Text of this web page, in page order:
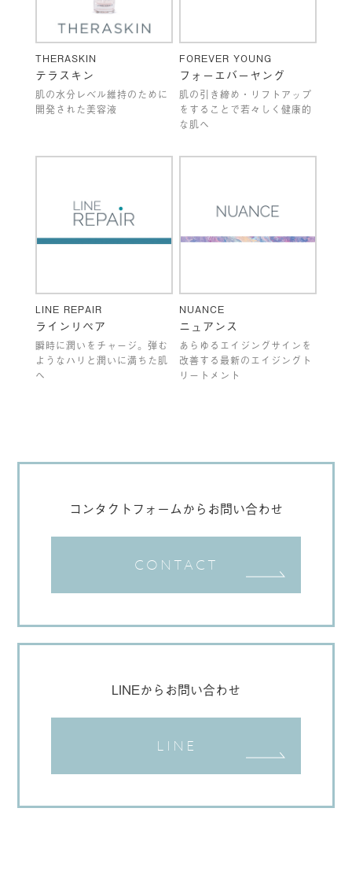
THERASKIN
テラスキン
肌の水分レベル維持のために
開発された美容液
FOREVER YOUNG
フォーエバーヤング
肌の引き締め・リフトアップ
をすることで若々しく健康的
な肌へ
LINE REPAIR
ラインリペア
瞬時に潤いをチャージ。弾む
ようなハリと潤いに満ちた肌
へ
NUANCE
ニュアンス
あらゆるエイジングサインを
改善する最新のエイジングト
リートメント
コンタクトフォームからお問い合わせ
CONTACT
LINEからお問い合わせ
LINE